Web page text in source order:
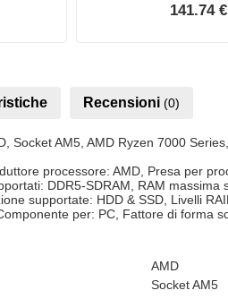
141.74 €
Recensioni (0)
Socket AM5, AMD Ryzen 7000
processore: AMD, Presa per
DDR5-SDRAM, RAM
supportate: HDD & SSD, Livelli
per: PC, Fattore di forma
AMD
Socket AM5